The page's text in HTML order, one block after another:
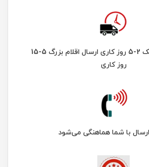
ارسال اقلام کوچک 2-5 روز کاری ارسال اقلام بزرگ 5-15
روز کاری
ارسال با شما هماهنگی می‌شود